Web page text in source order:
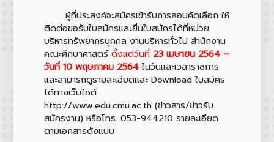
ผู้ที่ประสงค์จะสมัครเข้ารับการสอบคัดเลือก ให้
ติดต่อขอรับใบสมัครและยื่นใบสมัครได้ที่หน่วย
บริหารทรัพยากรบุคคล งานบริหารทั่วไป สำนักงาน
คณะศึกษาศาสตร์ตั้งแต่วันที่ 23 เมษายน 2564 –
วันที่ 10 พฤษภาคม 2564 ในวันและเวลาราชการ
และสามารถดูรายละเอียดและ Download ใบสมัคร
ได้ทางเว็บไซต์
http://www.edu.cmu.ac.th (ข่าวสาร/ข่าวรับ
สมัครงาน) หรือโทร. 053-944210 รายละเอียด
ตามเอกสารดังแนบ